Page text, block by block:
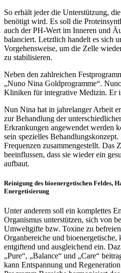
So erhält jeder die Unterstützung,
benötigt wird. Es soll die
auch der PH-Wert im Inneren und
balanciert. Letztlich handelt es sich
Vorgehensweise, um die Zelle
zu stabilisieren.
Neben den zahlreichen
„Nuno Nina Goldprogramme“.
Kliniken für integrative Medizin. Er
Nun Nina hat in jahrelanger Arbeit
zur Behandlung der
Erkrankungen angewendet werden
sein spezielles
Frequenzen zusammengestellt. Das
beeinflussen, dass sie wieder ein
aufbaut.
Reinigung des bioenergetischen Feldes,
Energetisierung
Unter anderem soll ein komplettes
Organismus unterstützen, sich von
Umweltgifte bzw. Toxine zu
Organbereiche und bioenergetische,
entgiftend und ausgleichend ein.
„Pure“, „Balance“ und „Care“
kann Entspannung und